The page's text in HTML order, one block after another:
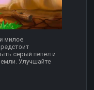
милое
серый пепел и
Улучшайте